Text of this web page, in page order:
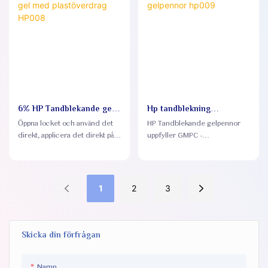
Skicka din förfrågan
känsliga tänder
6% HP Tandblekande gel
med plastöverdrag HP008
Öppna locket och använd det
direkt, applicera det direkt på
Hp tandblekning
gelpennor hp009
HP Tandblekande gelpennor
uppfyller GMPC -
1 2 3